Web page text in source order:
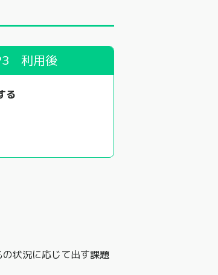
利用後
る
状況に応じて出す課題